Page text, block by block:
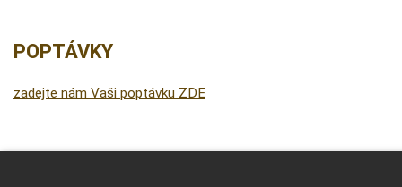
POPTÁVKY
zadejte nám Vaši poptávku ZDE